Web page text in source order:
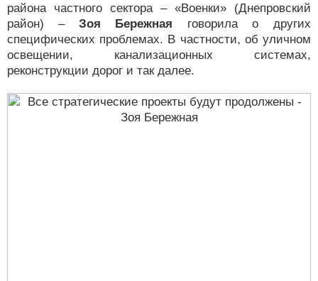
района частного сектора – «Военки» (Днепровский
район) – Зоя Бережная говорила о других
специфических проблемах. В частности, об уличном
освещении, канализационных системах,
реконструкции дорог и так далее.